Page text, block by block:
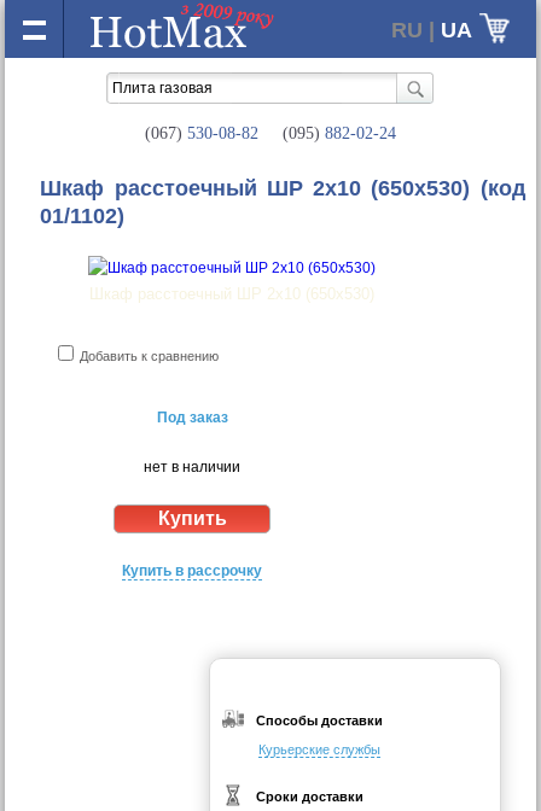
RU | UA
(067) 530-08-82 (095) 882-02-24
Шкаф расстоечный ШР 2х10 (650x530) (код
01/1102)
Шкаф расстоечный ШР 2х10 (650x530)
Добавить к сравнению
Под заказ
нет в наличии
Купить в рассрочку
Способы доставки
Курьерские службы
Сроки доставки